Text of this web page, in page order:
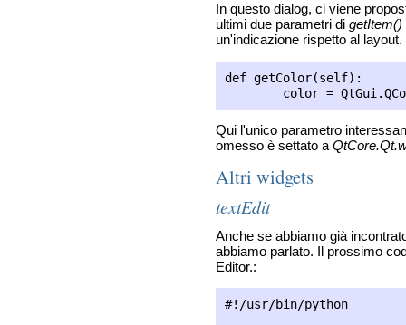
In questo dialog, ci viene
ultimi due parametri di getItem()
un'indicazione rispetto al
def getColor(self):
Qui l'unico parametro
omesso è settato a
Altri widgets
textEdit
Anche se abbiamo già
abbiamo parlato. Il prossimo
Editor.:
#!/usr/bin/python